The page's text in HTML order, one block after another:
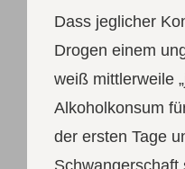
Dass jeglicher
Drogen einem
weiß mittlerweile
Alkoholkonsum
der ersten Tage
Schwangerschaft